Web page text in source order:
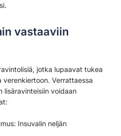
vastaaviin
jotka lupaavat tukea
verenkiertoon. Verrattaessa
lisäravinteisiin voidaan
Insuvalin neljän